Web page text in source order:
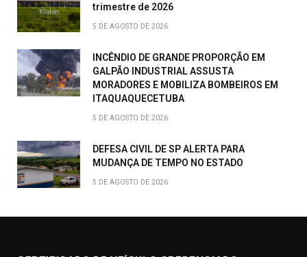
trimestre de 2026
5 DE AGOSTO DE 2026
INCÊNDIO DE GRANDE PROPORÇÃO EM
GALPÃO INDUSTRIAL ASSUSTA
MORADORES E MOBILIZA BOMBEIROS EM
ITAQUAQUECETUBA
5 DE AGOSTO DE 2026
DEFESA CIVIL DE SP ALERTA PARA
MUDANÇA DE TEMPO NO ESTADO
5 DE AGOSTO DE 2026